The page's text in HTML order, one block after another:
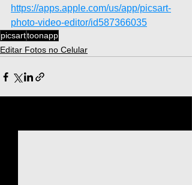
https://apps.apple.com/us/app/picsart-
photo-video-editor/id587366035
picsarttoonapp
Editar Fotos no Celular